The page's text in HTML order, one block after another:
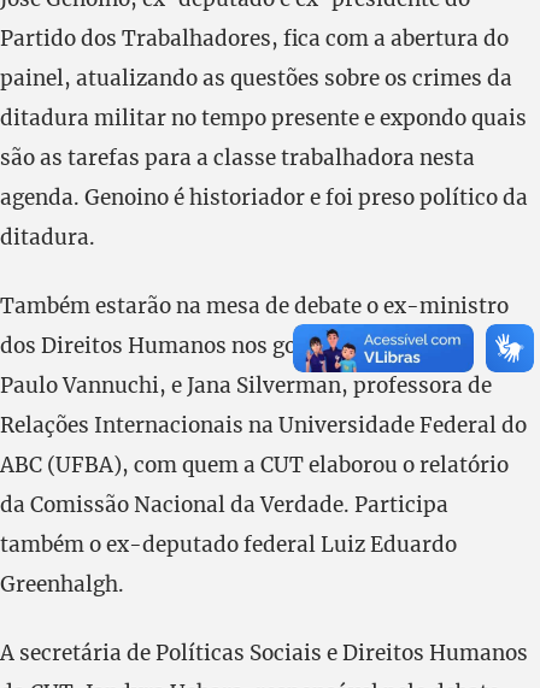
Partido dos Trabalhadores, fica com a abertura do
painel, atualizando as questões sobre os crimes da
ditadura militar no tempo presente e expondo quais
são as tarefas para a classe trabalhadora nesta
agenda. Genoino é historiador e foi preso político da
ditadura.
Também estarão na mesa de debate o ex-ministro
dos Direitos Humanos nos governos Lula 1 e 2,
Paulo Vannuchi, e Jana Silverman, professora de
Relações Internacionais na Universidade Federal do
ABC (UFBA), com quem a CUT elaborou o relatório
da Comissão Nacional da Verdade. Participa
também o ex-deputado federal Luiz Eduardo
Greenhalgh.
A secretária de Políticas Sociais e Direitos Humanos